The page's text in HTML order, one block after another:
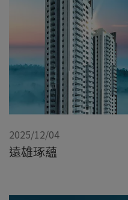
2025/12/04
遠雄琢蘊